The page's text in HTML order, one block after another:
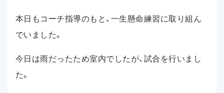
本日もコーチ指導のもと、一生懸命練習に取り組ん
でいました。
今日は雨だったため室内でしたが、試合を行いまし
た。